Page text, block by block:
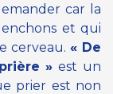
car la
et qui
cerveau. « De
» est un
prier est non